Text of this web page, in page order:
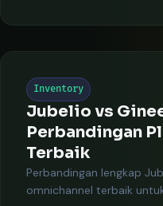
Inventory
Jubelio vs
Perbandingan
Terbaik
Perbandingan lengkap
omnichannel terbaik